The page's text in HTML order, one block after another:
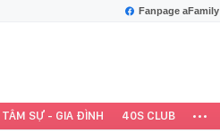
Fanpage aFamily
TÂM SỰ - GIA ĐÌNH 40S CLUB